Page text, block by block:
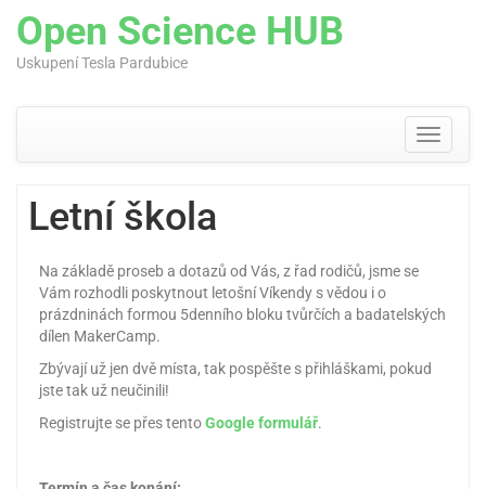
Open Science HUB
Uskupení Tesla Pardubice
Toggle
Letní škola
Na základě proseb a dotazů od Vás, z řad rodičů, jsme se
Vám rozhodli poskytnout letošní Víkendy s vědou i o
prázdninách formou 5denního bloku tvůrčích a badatelských
dílen MakerCamp.
Zbývají už jen dvě místa, tak pospěšte s přihláškami, pokud
jste tak už neučinili!
Registrujte se přes tentoGoogle formulář.